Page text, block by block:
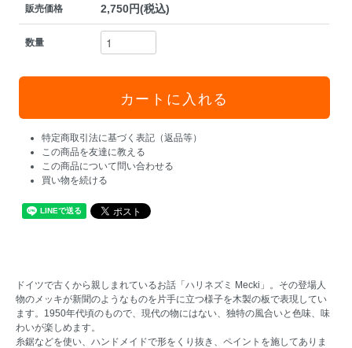
販売価格 2,750円(税込)
数量
特定商取引法に基づく表記（返品等）
この商品を友達に教える
この商品について問い合わせる
買い物を続ける
ドイツで古くから親しまれているお話「ハリネズミ Mecki」。その登場人
物のメッキが新聞のようなものを片手に立つ様子を木製の板で表現してい
ます。1950年代頃のもので、現代の物にはない、独特の風合いと色味、味
わいが楽しめます。
糸鋸などを使い、ハンドメイドで形をくり抜き、ペイントを施してありま